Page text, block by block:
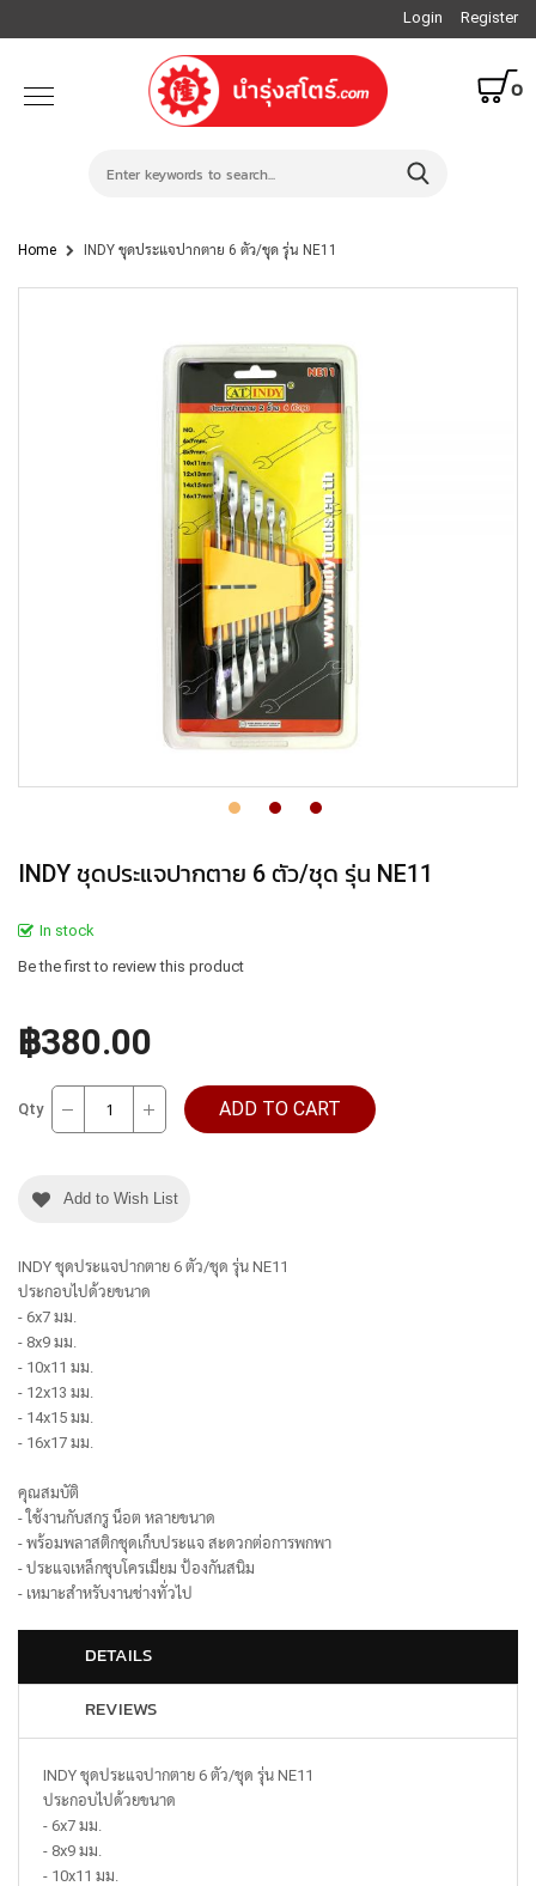
Login Register
0
Home INDY ชุดประแจปากตาย 6 ตัว/ชุด รุ่น NE11
INDY ชุดประแจปากตาย 6 ตัว/ชุด รุ่น NE11
In stock
Be the first to review this product
฿380.00
Qty ADD TO CART
Add to Wish List
INDY ชุดประแจปากตาย 6 ตัว/ชุด รุ่น NE11
ประกอบไปด้วยขนาด
- 6x7 มม.
- 8x9 มม.
- 10x11 มม.
- 12x13 มม.
- 14x15 มม.
- 16x17 มม.
คุณสมบัติ
- ใช้งานกับสกรู น็อต หลายขนาด
- พร้อมพลาสติกชุดเก็บประแจ สะดวกต่อการพกพา
- ประแจเหล็กชุบโครเมียม ป้องกันสนิม
- เหมาะสำหรับงานช่างทั่วไป
DETAILS
REVIEWS
INDY ชุดประแจปากตาย 6 ตัว/ชุด รุ่น NE11
ประกอบไปด้วยขนาด
- 6x7 มม.
- 8x9 มม.
- 10x11 มม.